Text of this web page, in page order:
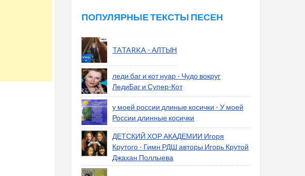
ПОПУЛЯРНЫЕ ТЕКСТЫ ПЕСЕН
TATARKA - АЛТЫН
леди баг и кот нуар - Чудо вокруг
ЛедиБаг и Супер-Кот
у моей россии длиные косички - У моей
России длинные косички
ДЕТСКИЙ ХОР АКАДЕМИИ Игоря
Крутого - Гимн РДШ авторы Игорь Крутой
Джахан Поллыева